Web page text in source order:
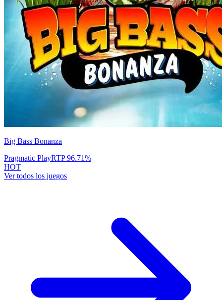
Big Bass Bonanza
Pragmatic PlayRTP96.71%
HOT
Ver todos los juegos